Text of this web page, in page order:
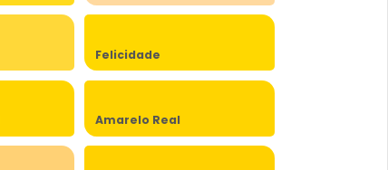
Felicidade
Amarelo Real